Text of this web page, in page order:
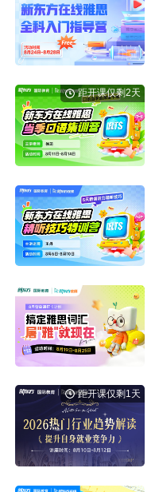
距开课仅剩2天
距开课仅剩1天